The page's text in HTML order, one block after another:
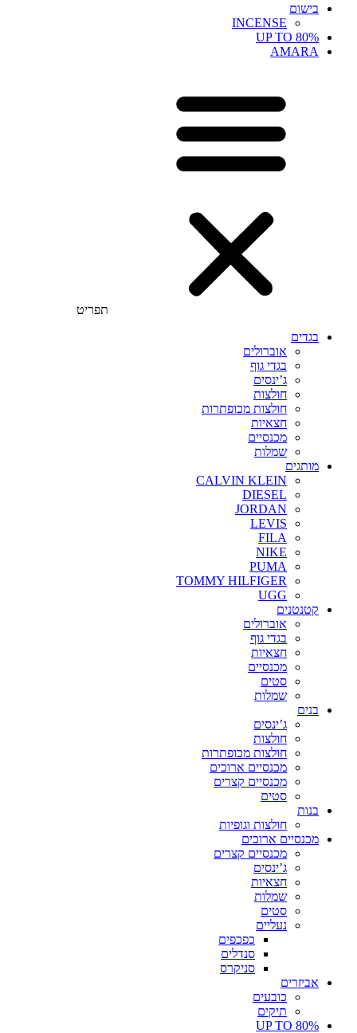
בישום
INCENSE
UP TO 80%
AMARA
תפריט
בגדים
אוברולים
בגדי גוף
ג’ינסים
חולצות
חולצות מכופתרות
חצאיות
מכנסיים
שמלות
מותגים
CALVIN KLEIN
DIESEL
JORDAN
LEVIS
FILA
NIKE
PUMA
TOMMY HILFIGER
UGG
קטנטנים
אוברולים
בגדי גוף
חצאיות
מכנסיים
סטים
שמלות
בנים
ג’ינסים
חולצות
חולצות מכופתרות
מכנסיים ארוכים
מכנסיים קצרים
סטים
בנות
חולצות וגופיות
מכנסיים ארוכים
מכנסיים קצרים
ג’ינסים
חצאיות
שמלות
סטים
נעליים
כפכפים
סנדלים
סניקרס
אביזרים
כובעים
תיקים
UP TO 80%